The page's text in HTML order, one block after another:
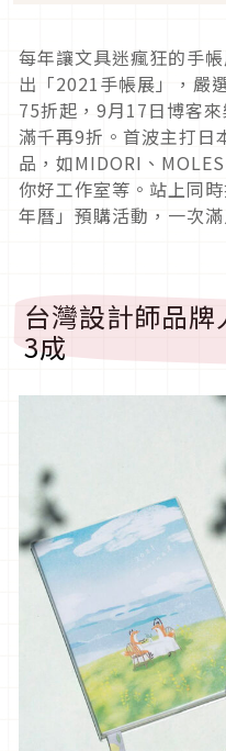
每年讓文具迷瘋狂的手
出「2021手帳展」，嚴
75折起，9月17日博客
滿千再9折。首波主打日
品，如MIDORI、
你好工作室等。站上同
年曆」預購活動，一次
台灣設計師品
3成